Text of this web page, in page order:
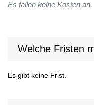
Es fallen keine Kosten an.
Welche Fristen
Es gibt keine Frist.